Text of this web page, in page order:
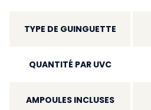
TYPE DE GUINGUETTE
QUANTITÉ PAR UVC
AMPOULES INCLUSES